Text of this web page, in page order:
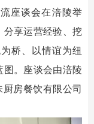
座谈会在涪陵举
分享运营经验、挖
桥、以情谊为纽
。座谈会由涪陵
房餐饮有限公司